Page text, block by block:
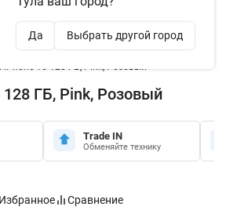
Да Выбрать другой город
Type-C 20W при покупке в
iPhone 16 128 ГБ, Pink, Розовый
ГБ, Pink, Розовый
Trade IN
Обменяйте технику
Избранное Сравнение